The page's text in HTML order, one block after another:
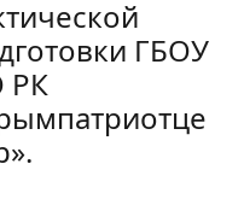
ГБОУ
РК